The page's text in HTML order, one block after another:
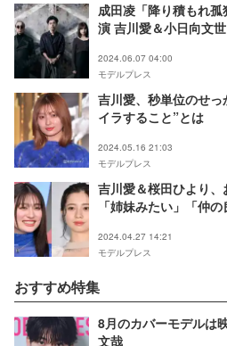
成田凌「降り積もれ
演 吉川愛＆小日向文
2024.06.07 04:00
モデルプレス
吉川愛、秒単位のせ
イラすること”とは
2024.05.16 21:03
モデルプレス
吉川愛＆桜田ひより
「姉妹みたい」「仲
2024.04.27 14:21
モデルプレス
おすすめ特集
8月のカバーモデルは
文哉